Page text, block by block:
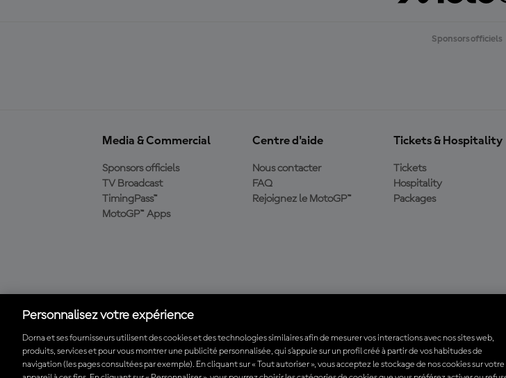
Sponsors officiels
Media & Commercial
Sponsors officiels
TV Broadcast
TimingPass™
MotoGP™ Apps
Centre d'aide
Nous contacter
FAQ
Rejoignez le MotoGP™
Tickets & Hospitality
Tickets
Hospitality
Packages
officielle du MotoGP™
© 2026 MotoGP Sports Entertainment Group. Tous droits réservés. Toutes les marques déposées sont la propriété
Personnalisez votre expérience
Dorna et ses fournisseurs utilisent des cookies et des technologies similaires afin de mesurer vos interactions avec nos sites web,
produits, services et pour vous montrer une publicité personnalisée, qui s’appuie sur un profil créé à partir de vos habitudes de
navigation (les pages consultées par exemple). En cliquant sur « Tout autoriser », vous acceptez le stockage de nos cookies sur votre